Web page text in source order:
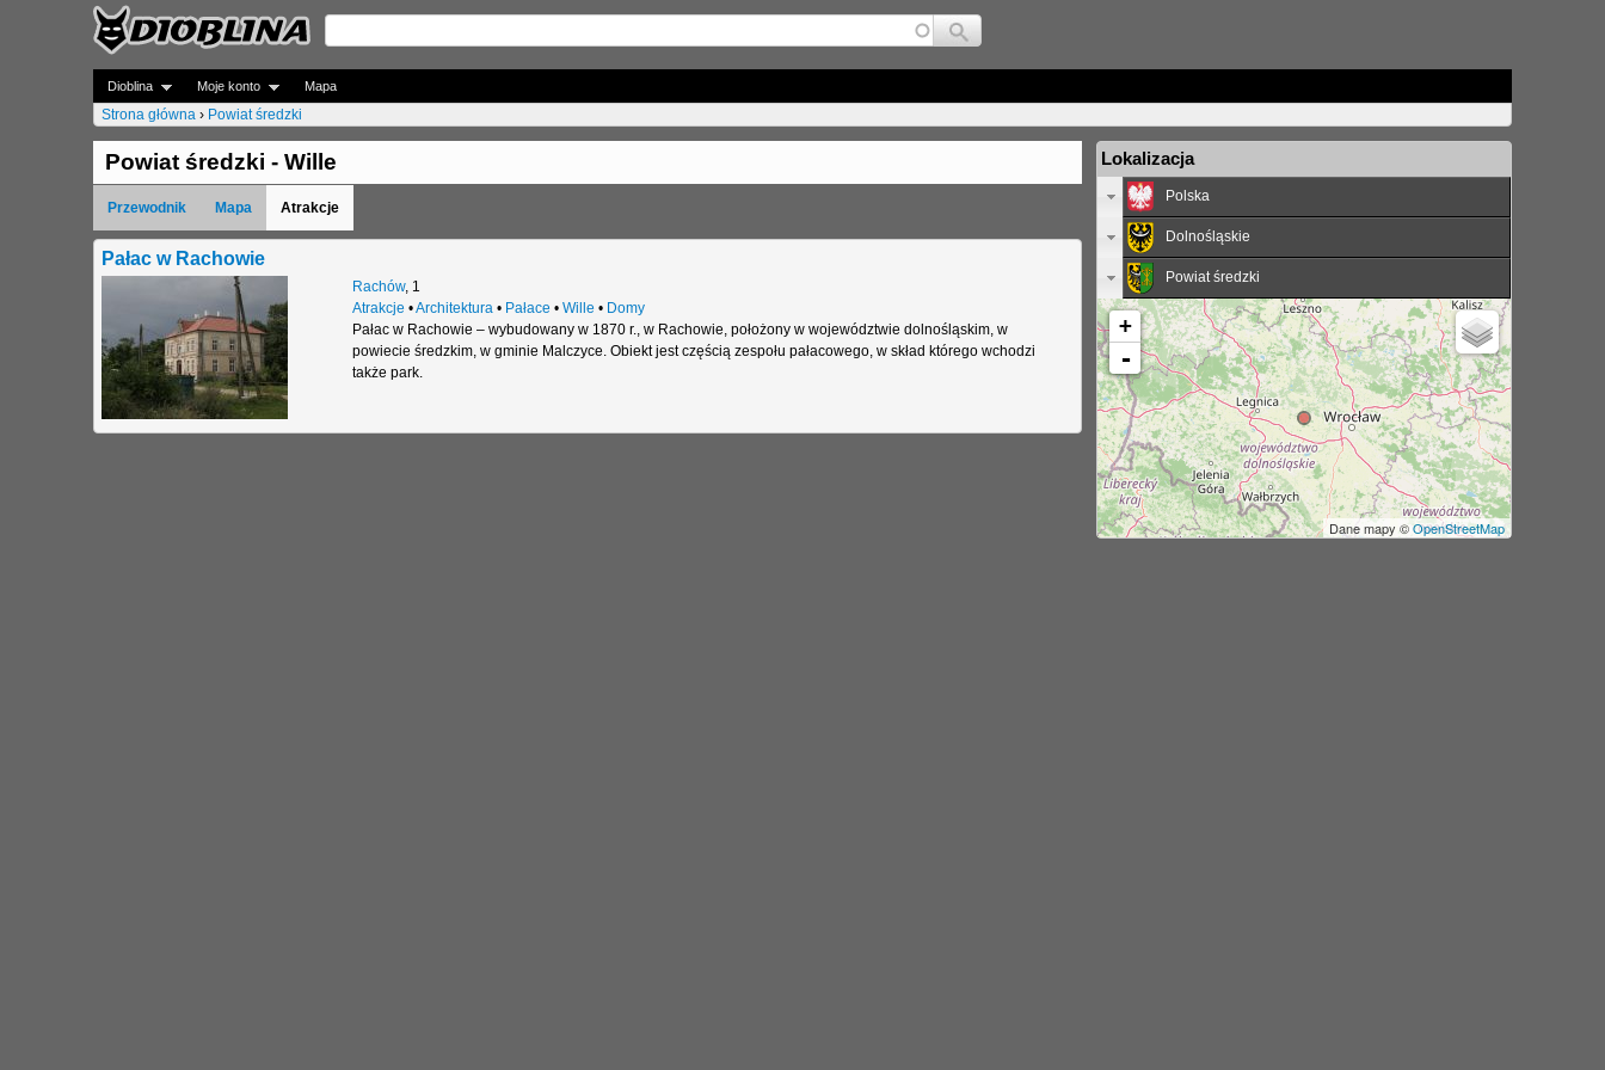
Jump to navigation
Dioblina Moje konto Mapa
J
e
s
t
ś
t
u
Strona główna › Powiat średzki
Powiat średzki - Wille
Przewodnik Mapa Atrakcje
Pałac w Rachowie
Rachów, 1
Atrakcje •Architektura • Pałace • Wille • Domy
Pałac w Rachowie – wybudowany w 1870 r., w Rachowie, położony w województwie dolnośląskim, w
powiecie średzkim, w gminie Malczyce. Obiekt jest częścią zespołu pałacowego, w skład którego wchodzi
także park.
Lokalizacja
Polska
Dolnośląskie
Powiat średzki
+
-
Dane mapy ©OpenStreetMap